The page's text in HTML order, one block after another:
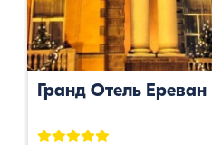
Гранд Отель Ереван